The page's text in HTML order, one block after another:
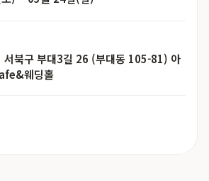
서북구 부대3길 26 (부대동 105-81) 아
웨딩홀